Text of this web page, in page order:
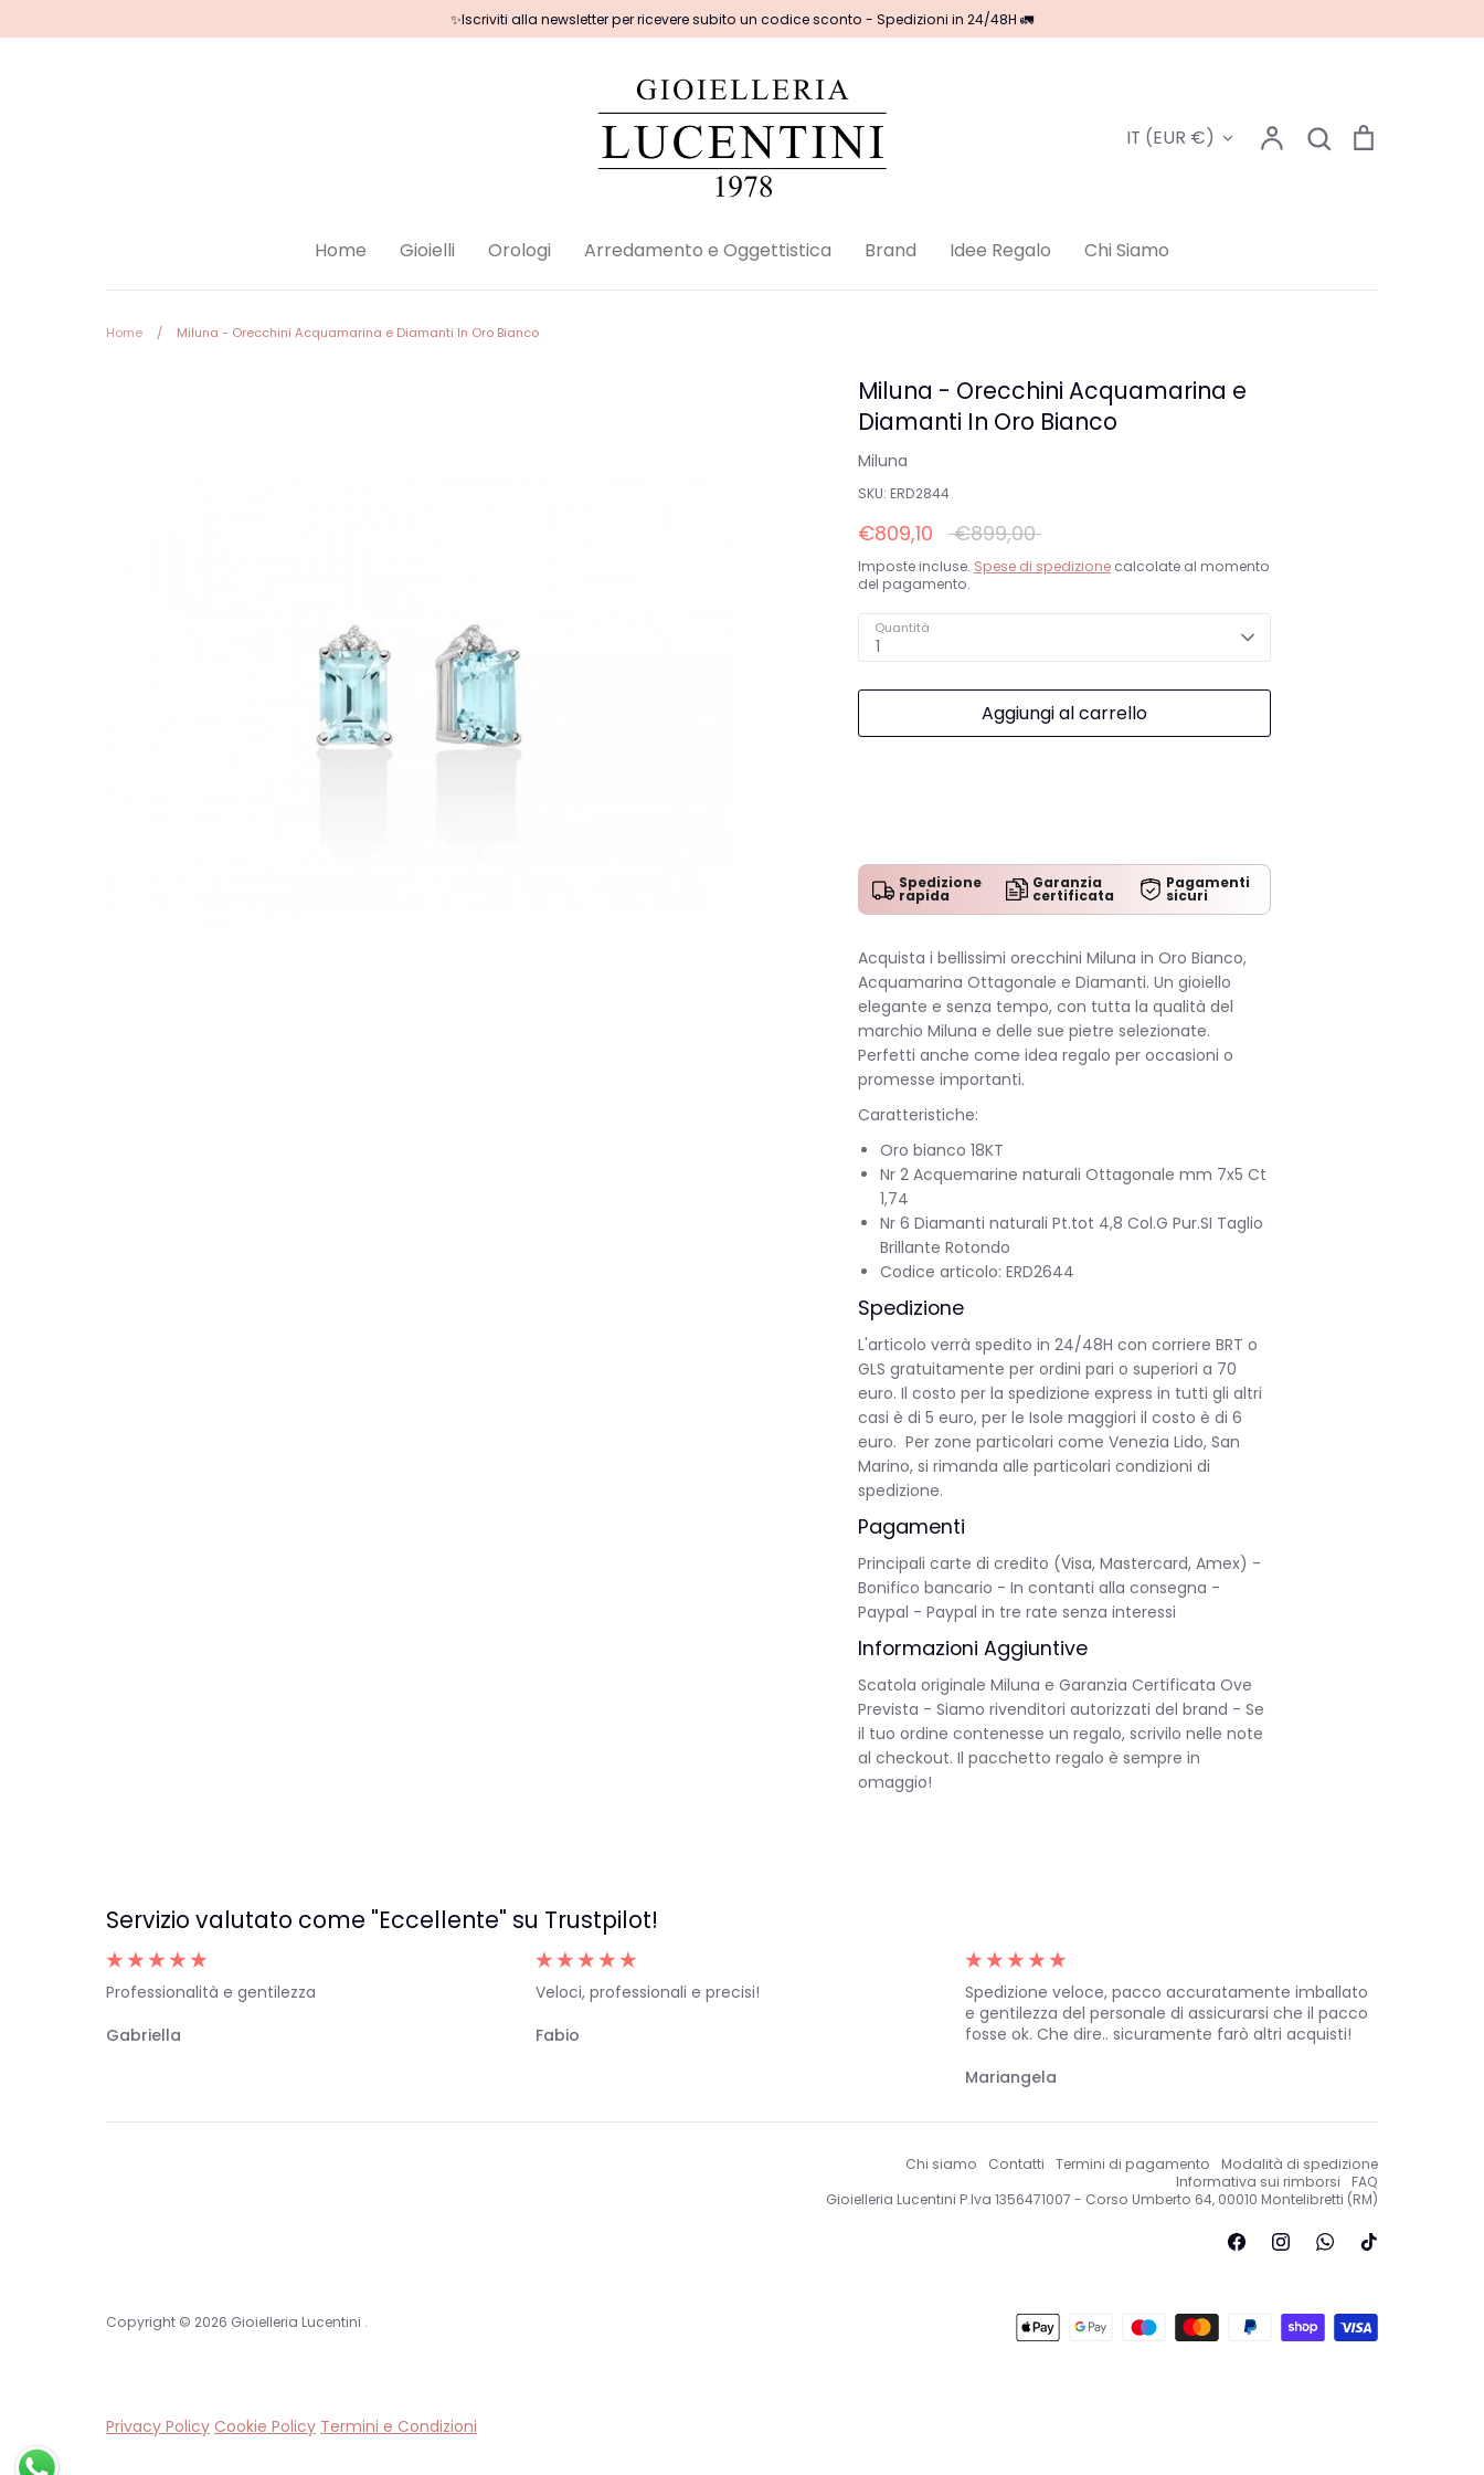
al
✨Iscriviti alla newsletter per ricevere subito un codice sconto - Spedizioni in 24/48H 🚛
Valuta
IT (EUR €) AccountCerca
Cerca
Home Gioielli Orologi Arredamento e Oggettistica Brand Idee Regalo Chi Siamo
Home / Miluna - Orecchini Acquamarina e Diamanti In Oro Bianco
Miluna - Orecchini Acquamarina e
Diamanti In Oro Bianco
Miluna
SKU: ERD2844
€809,10 Prezzo
standard
€899,00
Imposte incluse. Spese di spedizionecalcolate al momento
del pagamento.
Quantità
1
Aggiungi al carrello
Spedizione
rapida
Garanzia
certificata
Pagamenti
sicuri
Acquista i bellissimi orecchini Miluna in Oro Bianco,
Acquamarina Ottagonale e Diamanti. Un gioiello
elegante e senza tempo, con tutta la qualità del
marchio Miluna e delle sue pietre selezionate.
Perfetti anche come idea regalo per occasioni o
promesse importanti.
Caratteristiche:
Oro bianco 18KT
Nr 2 Acquemarine naturali Ottagonale mm 7x5 Ct
1,74
Nr 6 Diamanti naturali Pt.tot 4,8 Col.G Pur.SI Taglio
Brillante Rotondo
Codice articolo: ERD2644
Spedizione
L'articolo verrà spedito in 24/48H con corriere BRT o
GLS gratuitamente per ordini pari o superiori a 70
euro. Il costo per la spedizione express in tutti gli altri
casi è di 5 euro, per le Isole maggiori il costo è di 6
euro. Per zone particolari come Venezia Lido, San
Marino, si rimanda alle particolari condizioni di
spedizione.
Pagamenti
Principali carte di credito (Visa, Mastercard, Amex) -
Bonifico bancario - In contanti alla consegna -
Paypal - Paypal in tre rate senza interessi
Informazioni Aggiuntive
Scatola originale Miluna e Garanzia Certificata Ove
Prevista - Siamo rivenditori autorizzati del brand - Se
il tuo ordine contenesse un regalo, scrivilo nelle note
al checkout. Il pacchetto regalo è sempre in
omaggio!
Servizio valutato come "Eccellente" su Trustpilot!
Professionalità e gentilezza
Gabriella
Veloci, professionali e precisi!
Fabio
Spedizione veloce, pacco accuratamente imballato
e gentilezza del personale di assicurarsi che il pacco
fosse ok. Che dire.. sicuramente farò altri acquisti!
Mariangela
Chi siamo Contatti Termini di pagamento
Modalità di spedizione
Informativa sui rimborsi
FAQ
Gioielleria Lucentini P.Iva 1356471007 - Corso Umberto 64, 00010 Montelibretti (RM)
Copyright © 2026 Gioielleria Lucentini .
Privacy Policy Cookie Policy Termini e Condizioni